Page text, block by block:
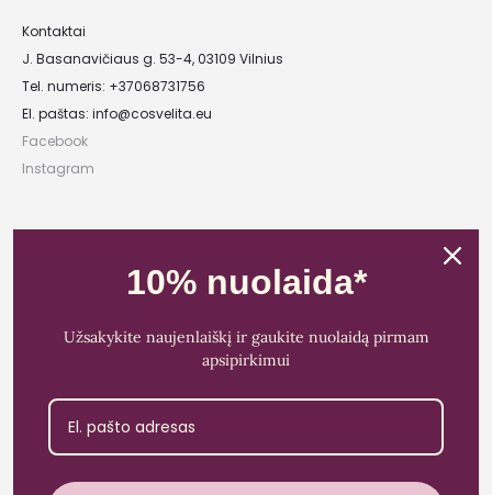
Kontaktai
J. Basanavičiaus g. 53-4, 03109 Vilnius
Tel. numeris: +37068731756
El. paštas: info@cosvelita.eu
Facebook
Instagram
Įmonės kodas: 303481944
PVM mokėtojo kodas: LT100011828014
Bankas: Paysera LT
10% nuolaida*
Užsakykite naujenlaiškį ir gaukite nuolaidą pirmam
apsipirkimui